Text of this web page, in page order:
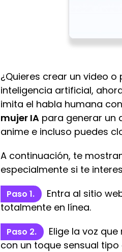
¿Quieres crear un video
inteligencia artificial,
imita el habla humana
mujer IA para generar un
anime e incluso puedes
A continuación, te
especialmente si te
Paso 1. Entra al sitio
totalmente en línea.
Paso 2.
Elige la voz
con un toque sensual